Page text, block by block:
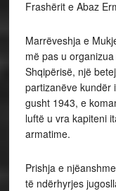
Frashërit e Abaz
Marrëveshja e
më pas u
Shqipërisë, një
partizanëve kundër
gusht 1943, e
luftë u vra kapiteni
armatime.
Prishja e
të ndërhyrjes